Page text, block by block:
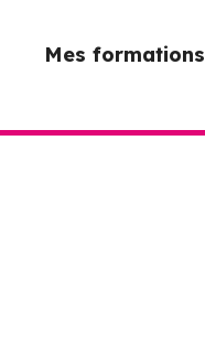
Mes formations